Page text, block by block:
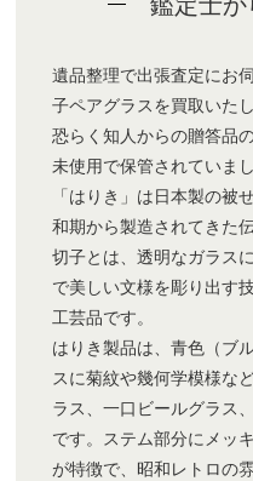
遺品整理で出張査定にお
子ペアグラスを買取いた
恐らく知人からの贈答品
未使用で保管されていまし
「はりき」は日本製の被
和期から製造されてきた
切子とは、透明なガラス
で美しい文様を彫り出す
工芸品です。
はりき製品は、青色（ブ
スに菊紋や幾何学模様な
ラス、一口ビールグラス
です。ステム部分にメッ
が特徴で、昭和レトロの